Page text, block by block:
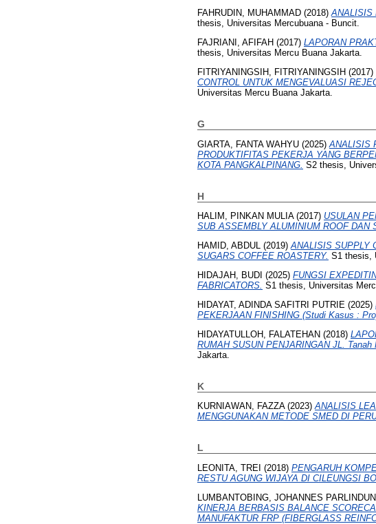
FAHRUDIN, MUHAMMAD (2018)ANALISIS
thesis, Universitas Mercubuana - Buncit.
FAJRIANI, AFIFAH (2017) LAPORAN
thesis, Universitas Mercu Buana Jakarta.
FITRIYANINGSIH, FITRIYANINGSIH (2017)
CONTROL UNTUK MENGEVALUASI
Universitas Mercu Buana Jakarta.
G
GIARTA, FANTA WAHYU (2025) ANALISIS
PRODUKTIFITAS PEKERJA YANG
KOTA PANGKALPINANG. S2 thesis,
H
HALIM, PINKAN MULIA(2017) USULAN
SUB ASSEMBLY ALUMINIUM ROOF DAN
HAMID, ABDUL (2019)ANALISIS SUPPLY
SUGARS COFFEE ROASTERY. S1 thesis,
HIDAJAH, BUDI (2025) FUNGSI
FABRICATORS. S1 thesis, Universitas
HIDAYAT, ADINDA SAFITRI PUTRIE (2025)
PEKERJAAN FINISHING (Studi Kasus :
HIDAYATULLOH, FALATEHAN (2018)
RUMAH SUSUN PENJARINGAN JL.
Jakarta.
K
KURNIAWAN, FAZZA(2023)ANALISIS
MENGGUNAKAN METODE SMED DI
L
LEONITA, TREI (2018) PENGARUH
RESTU AGUNG WIJAYA DI CILEUNGSI
LUMBANTOBING, JOHANNES
KINERJA BERBASIS BALANCE
MANUFAKTUR FRP (FIBERGLASS